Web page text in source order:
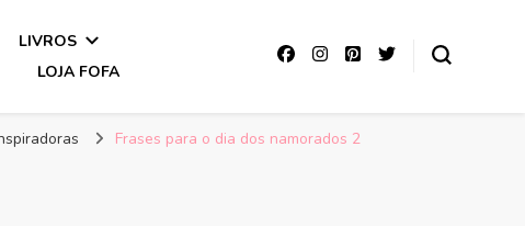
LIVROS
LOJA FOFA
Frases para o dia dos namorados 2